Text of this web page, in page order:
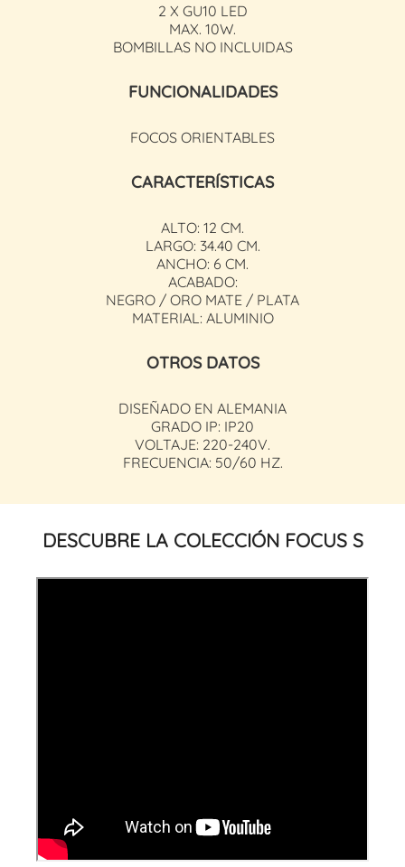
2 X GU10 LED
MAX. 10W.
BOMBILLAS NO INCLUIDAS
FUNCIONALIDADES
FOCOS ORIENTABLES
CARACTERÍSTICAS
ALTO: 12 CM.
LARGO: 34.40 CM.
ANCHO: 6 CM.
ACABADO:
NEGRO / ORO MATE / PLATA
MATERIAL: ALUMINIO
OTROS DATOS
DISEÑADO EN ALEMANIA
GRADO IP: IP20
VOLTAJE: 220-240V.
FRECUENCIA: 50/60 HZ.
DESCUBRE LA COLECCIÓN FOCUS S